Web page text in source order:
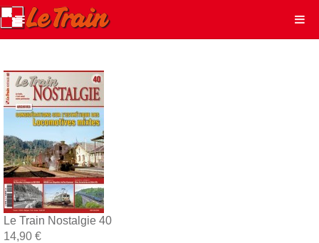
Le Train Nostalgie 40
14,90 €